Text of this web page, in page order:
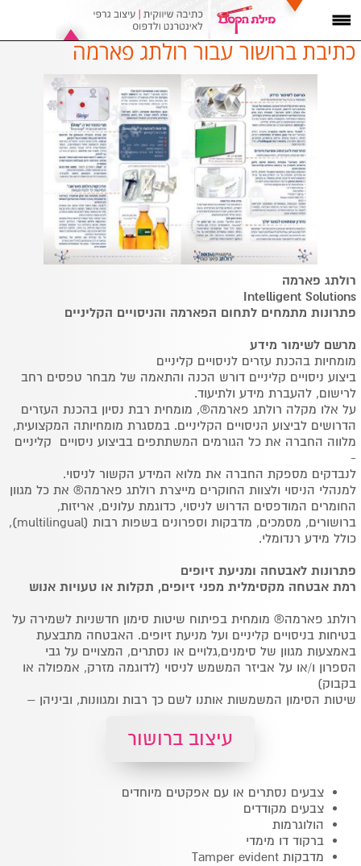
כתיבת ברושור עבור רולתג פארמה
רולתג פארמה
Intelligent Solutions
פתרונות מתמחים לתחום הפארמה והניסויים הקליניים
מרשם לשימור מידע
מומחיות בהכנת עזרים לניסויים קליניים
ביצוע ניסויים קליניים דורש הכנה והתאמה של מבחר טפסים רחב
לרישום, להעברת מידע ולתיעוד.
על אלו מקלה רולתג פארמה®, מומחית רבת נסיון בהכנת העזרים
הדרושים לביצוע הניסויים הקליניים. במסגרת מומחיותה המקצועית,
מלווה החברה את כל הגורמים המשתתפים בביצוע ניסויים קליניים
-
לנבדקים מספקת החברה את מלוא המידע הקשור לניסוי.
למנהלי הניסוי ולצוות החוקרים מייצרת רולתג פארמה® את כל מגוון
החומרים המודפסים הדרוש לניסוי, כדוגמת עלונים, אריזות,
ברושורים, מסמכים, מדבקות וספרונים בשפות רבות (multilingual),
כולל מידע רנדומלי.
פתרונות לאבטחה ומניעת זיופים
רמת אבטחה מקסימלית מפני זיופים, תקלות או טעויות אנוש
רולתג פארמה® מומחית בפיתוח שיטות סימון חדשניות לשמירה על
בטיחות בניסויים קליניים ועל מניעת זיופים. האבטחה מתבצעת
באמצעות מגוון של סימנים,גלויים או נסתרים, המצויים על גבי
הספרון ו/או על אביזר המשמש לניסוי (לדוגמה מזרק, אמפולה או
בקבוק)
שיטות הסימון המשמשות אותנו לשם כך רבות ומגוונות, וביניהן –
צבעים נסתרים או עם אפקטים מיוחדים
צבעים מקודדים
הולוגרמות
ברקוד דו מימדי
מדבקות Tamper evident
עיצוב ברושור